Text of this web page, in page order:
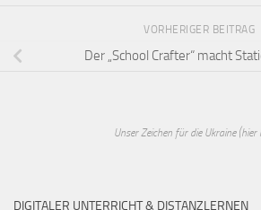
VORHERIGER BEITRAG
Der „School Crafter“ macht
Unser Zeichen für die Ukraine (hier
DIGITALER UNTERRICHT & DISTANZLERNEN